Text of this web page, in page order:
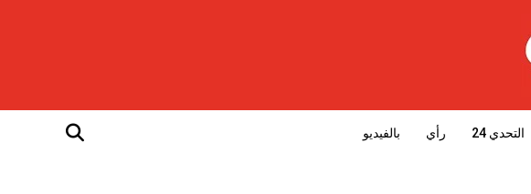
التحدي 24 رأي بالفيديو